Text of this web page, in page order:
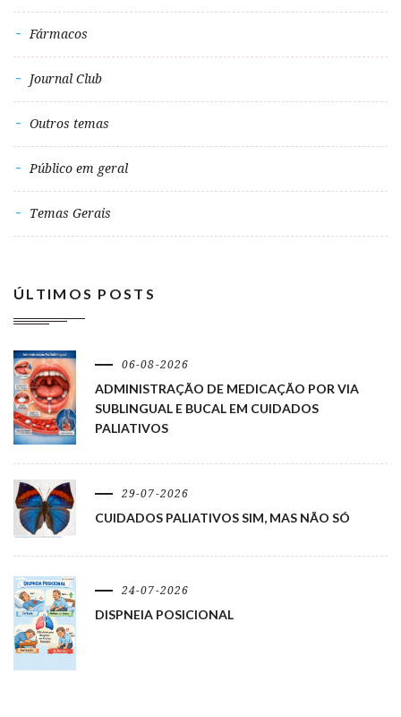
Fármacos
Journal Club
Outros temas
Público em geral
Temas Gerais
ÚLTIMOS POSTS
06-08-2026
ADMINISTRAÇÃO DE MEDICAÇÃO POR VIA
SUBLINGUAL E BUCAL EM CUIDADOS
PALIATIVOS
29-07-2026
CUIDADOS PALIATIVOS SIM, MAS NÃO SÓ
24-07-2026
DISPNEIA POSICIONAL